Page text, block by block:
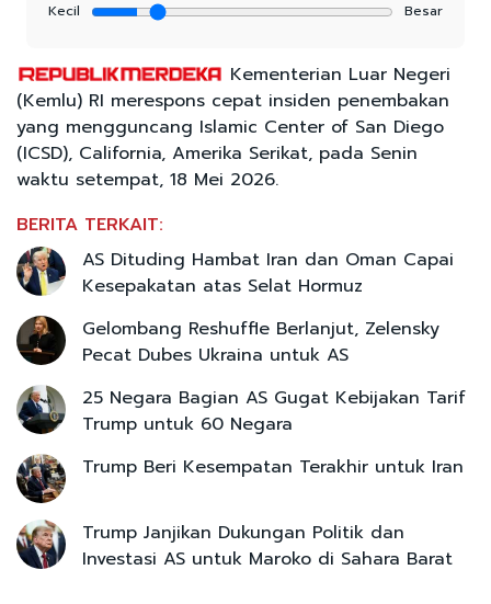
Kecil
Besar
Kementerian Luar Negeri
(Kemlu) RI merespons cepat insiden penembakan
yang mengguncang Islamic Center of San Diego
(ICSD), California, Amerika Serikat, pada Senin
waktu setempat, 18 Mei 2026.
BERITA TERKAIT:
AS Dituding Hambat Iran dan Oman Capai
Kesepakatan atas Selat Hormuz
Gelombang Reshuffle Berlanjut, Zelensky
Pecat Dubes Ukraina untuk AS
25 Negara Bagian AS Gugat Kebijakan Tarif
Trump untuk 60 Negara
Trump Beri Kesempatan Terakhir untuk Iran
Trump Janjikan Dukungan Politik dan
Investasi AS untuk Maroko di Sahara Barat